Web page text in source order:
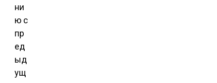
ни
ю с
пр
ед
ыд
ущ